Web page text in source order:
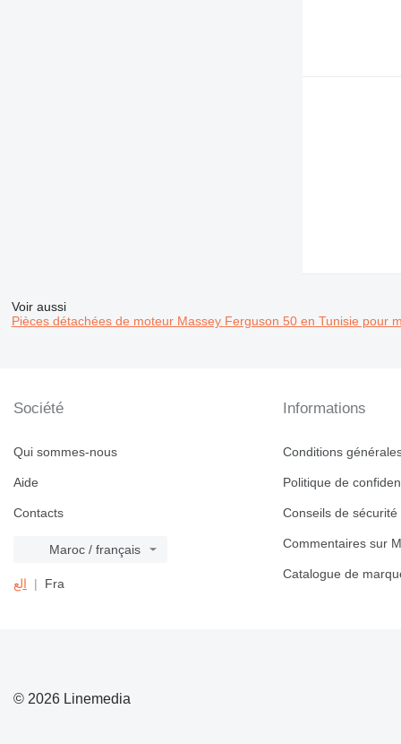
955
C-series
M-series
Voir aussi
Pièces détachées de moteur Massey Ferguson 50 en Tunisie pour
Société
Qui sommes-nous
Aide
Contacts
Maroc / français
الع Fra
Informations
Conditions
Politique de
Conseils de sécurité
Commentaires sur
Catalogue de
© 2026 Linemedia